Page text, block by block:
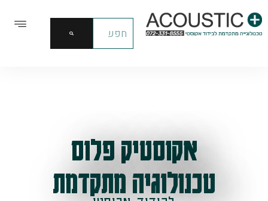
אקוסטיק פלוס
טכנולוגיה מתקדמת